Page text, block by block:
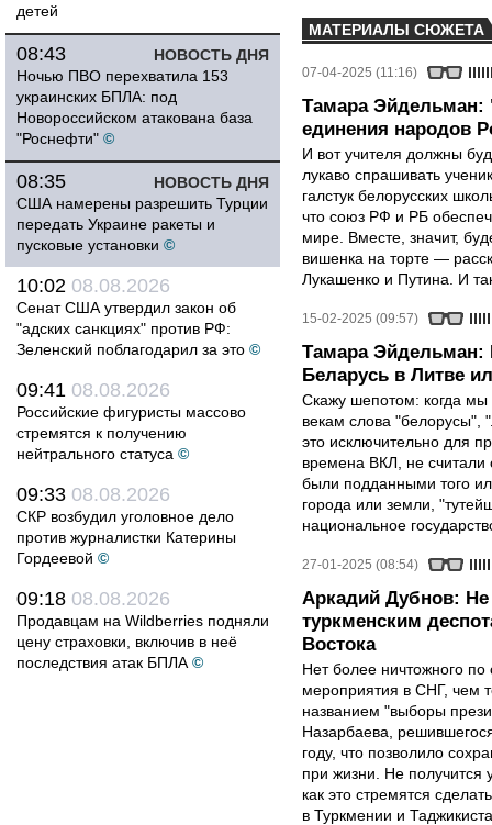
детей
НОВОСТЬ ДНЯ
08:43
Ночью ПВО перехватила 153
украинских БПЛА: под
Новороссийском атакована база
"Роснефти" ©
НОВОСТЬ ДНЯ
08:35
США намерены разрешить Турции
передать Украине ракеты и
пусковые установки ©
10:02 08.08.2026
Сенат США утвердил закон об
"адских санкциях" против РФ:
Зеленский поблагодарил за это ©
09:41 08.08.2026
Российские фигуристы массово
стремятся к получению
нейтрального статуса ©
09:33 08.08.2026
СКР возбудил уголовное дело
против журналистки Катерины
Гордеевой ©
09:18 08.08.2026
Продавцам на Wildberries подняли
цену страховки, включив в неё
последствия атак БПЛА ©
МАТЕРИАЛЫ СЮЖЕТА
07-04-2025 (11:16)
Тамара Эйдельман:
единения народов
И вот учителя должны
лукаво спрашивать
галстук белорусских
что союз РФ и РБ
мире. Вместе, значит,
вишенка на торте —
Лукашенко и Путина. И
15-02-2025 (09:57)
Тамара Эйдельман:
Беларусь в Литве
Скажу шепотом: когда мы
векам слова "белорусы",
это исключительно для
времена ВКЛ, не
были подданными того
города или земли,
национальное
27-01-2025 (08:54)
Аркадий Дубнов:
туркменским
Востока
Нет более ничтожного по
мероприятия в СНГ, чем
названием "выборы
Назарбаева,
году, что позволило
при жизни. Не получится
как это стремятся
в Туркмении и